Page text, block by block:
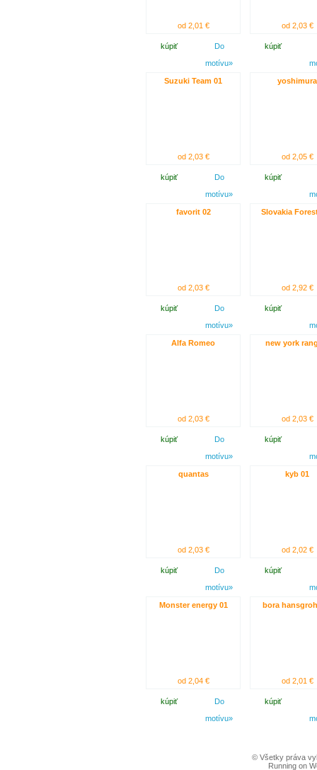
od 2,01 €
kúpiť
Do
motívu»
od 2,03 €
kúpiť
Suzuki Team 01
od 2,03 €
kúpiť
Do
motívu»
yoshimura
od 2,05 €
kúpiť
favorit 02
od 2,03 €
kúpiť
Do
motívu»
Slovakia
od 2,92 €
kúpiť
Alfa Romeo
od 2,03 €
kúpiť
Do
motívu»
new york
od 2,03 €
kúpiť
quantas
od 2,03 €
kúpiť
Do
motívu»
kyb 01
od 2,02 €
kúpiť
Monster energy 01
od 2,04 €
kúpiť
Do
motívu»
bora
od 2,01 €
kúpiť
© Všetky práva
Running on